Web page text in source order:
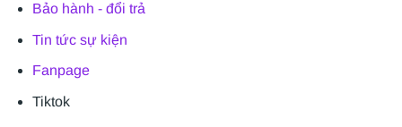
Bảo hành - đổi trả
Tin tức sự kiện
Fanpage
Tiktok